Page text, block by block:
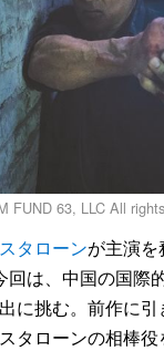
FUND 63, LLC All
タローンが主演を
回は、中国の国際
に挑む。前作に引
タローンの相棒役